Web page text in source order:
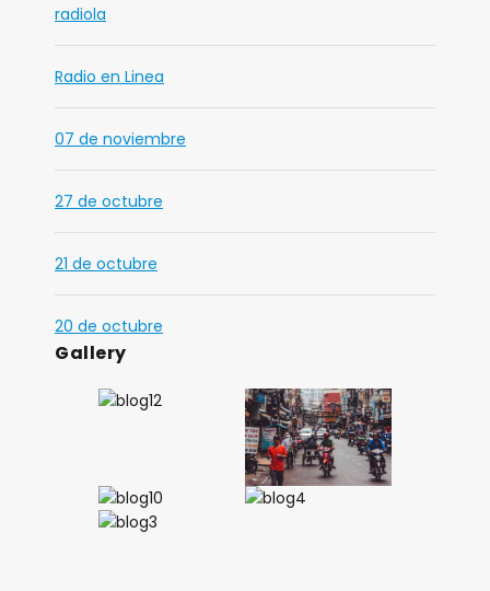
radiola
Radio en Linea
07 de noviembre
27 de octubre
21 de octubre
20 de octubre
Gallery